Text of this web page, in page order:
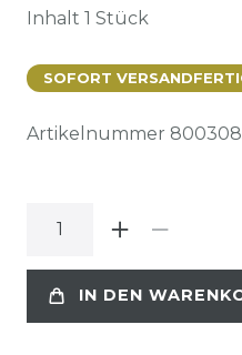
Inhalt 1 Stück
SOFORT
Artikelnummer
IN DEN